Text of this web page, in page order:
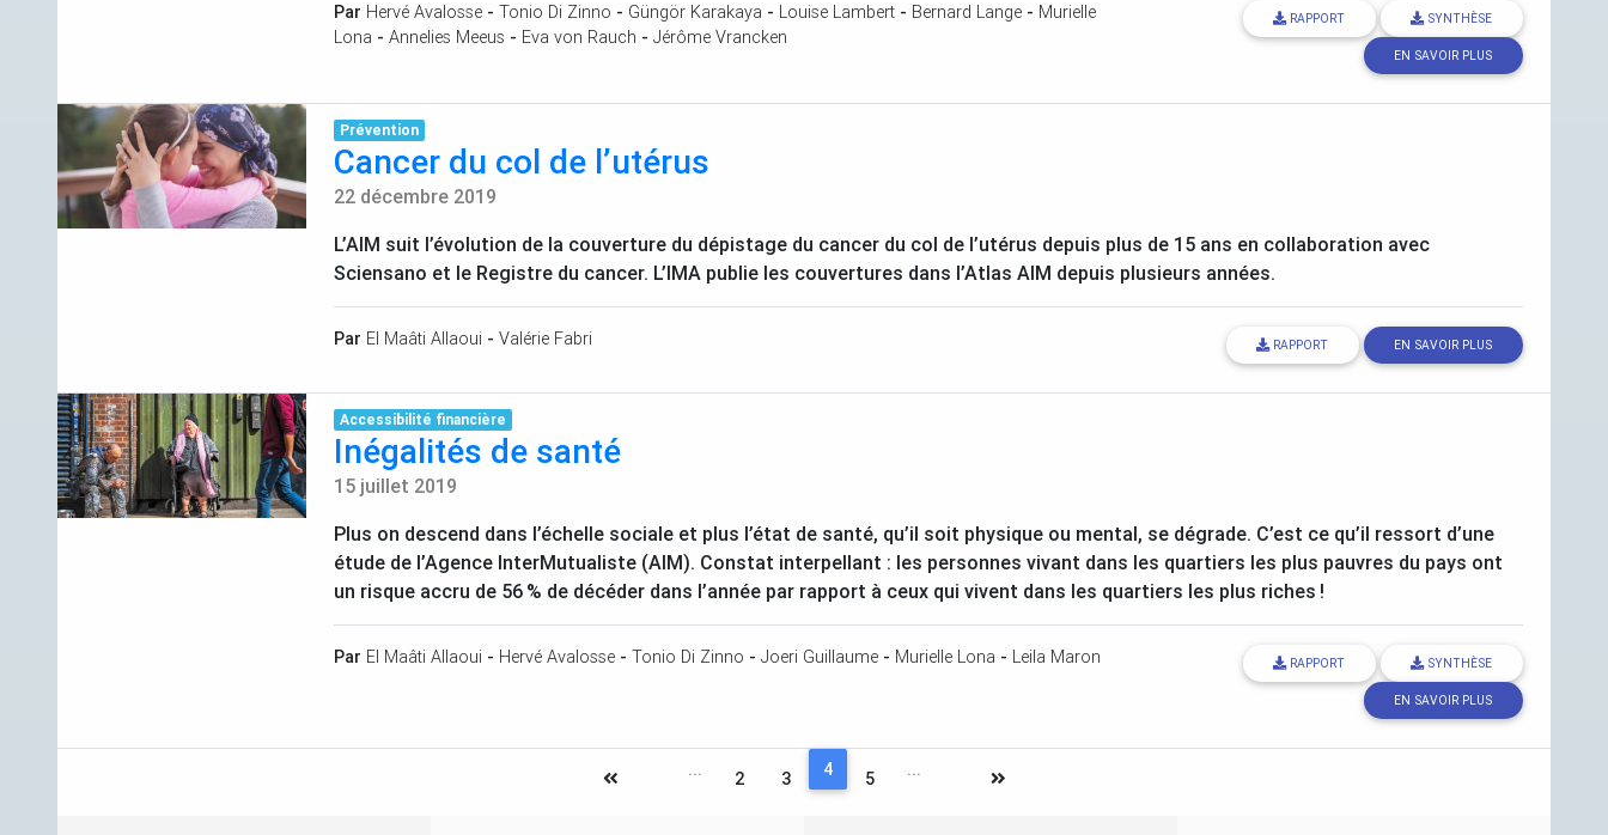
Par Hervé Avalosse - Tonio Di Zinno - Güngör Karakaya - Louise Lambert - Bernard Lange - Murielle
Lona - Annelies Meeus - Eva von Rauch - Jérôme Vrancken
RAPPORT SYNTHÈSE
EN SAVOIR PLUS
Prévention
Cancer du col de l’utérus
22 décembre 2019
L’AIM suit l’évolution de la couverture du dépistage du cancer du col de l’utérus depuis plus de 15 ans en collaboration avec
Sciensano et le Registre du cancer. L’IMA publie les couvertures dans l’Atlas AIM depuis plusieurs années.
Par El Maâti Allaoui - Valérie Fabri RAPPORT EN SAVOIR PLUS
Accessibilité financière
Inégalités de santé
15 juillet 2019
Plus on descend dans l’échelle sociale et plus l’état de santé, qu’il soit physique ou mental, se dégrade. C’est ce qu’il ressort d’une
étude de l’Agence InterMutualiste (AIM). Constat interpellant : les personnes vivant dans les quartiers les plus pauvres du pays ont
un risque accru de 56 % de décéder dans l’année par rapport à ceux qui vivent dans les quartiers les plus riches !
Par El Maâti Allaoui - Hervé Avalosse - Tonio Di Zinno - Joeri Guillaume - Murielle Lona - Leila Maron RAPPORT SYNTHÈSE
EN SAVOIR PLUS
... 2 3 4 5 ...